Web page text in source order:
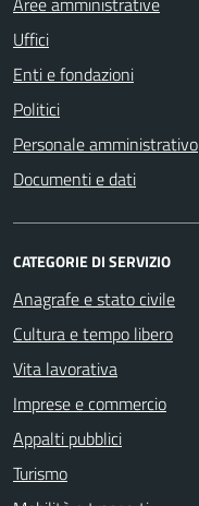
Uffici
Enti e fondazioni
Politici
Personale amministrativo
Documenti e dati
CATEGORIE DI SERVIZIO
Anagrafe e stato civile
Cultura e tempo libero
Vita lavorativa
Imprese e commercio
Appalti pubblici
Turismo